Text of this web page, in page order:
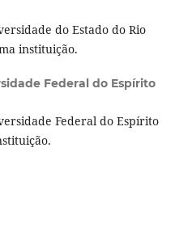
do Estado do Rio
instituição.
Federal do Espírito
Federal do Espírito